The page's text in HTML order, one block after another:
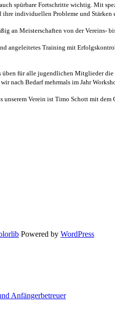
spürbare Fortschritte wichtig. Mit
individuellen Probleme und Stärken
an Meisterschaften von der Vereins-
angeleitetes Training mit
für alle jugendlichen Mitglieder die
nach Bedarf mehrmals im Jahr
Verein ist Timo Schott mit
Powered by WordPress
Anfängerbetreuer